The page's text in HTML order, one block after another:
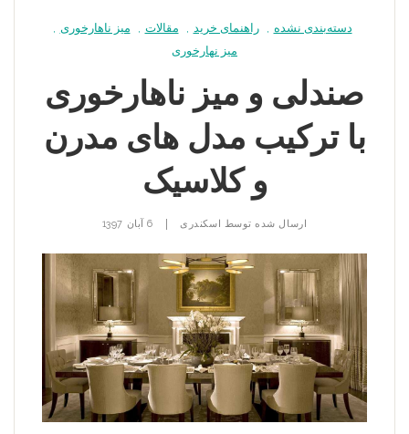
دسته‌بندی نشده راهنمای خرید مقالات میز ناهارخوری
میز نهارخوری
صندلی و میز ناهارخوری
با ترکیب مدل های مدرن
و کلاسیک
ارسال شده توسط اسکندری 6 آبان 1397